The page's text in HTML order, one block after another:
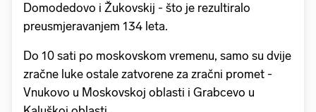
Domodedovo i Žukovskij - što je rezultiralo
preusmjeravanjem 134 leta.
Do 10 sati po moskovskom vremenu, samo su dvije
zračne luke ostale zatvorene za zračni promet -
Vnukovo u Moskovskoj oblasti i Grabcevo u